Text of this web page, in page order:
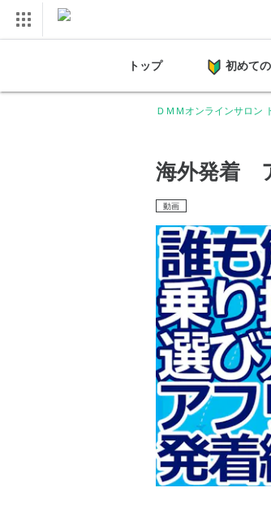
トップ 初めて
ＤＭＭオンラインサロン
海外発着
動画